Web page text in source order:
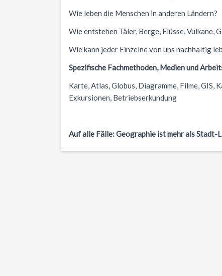
Wie leben die Menschen in anderen Ländern?
Wie entstehen Täler, Berge, Flüsse, Vulkane,
Wie kann jeder Einzelne von uns nachhaltig
Spezifische Fachmethoden, Medien und
Karte, Atlas, Globus, Diagramme, Filme,
Exkursionen, Betriebserkundung
Auf alle Fälle: Geographie ist mehr als Stadt-